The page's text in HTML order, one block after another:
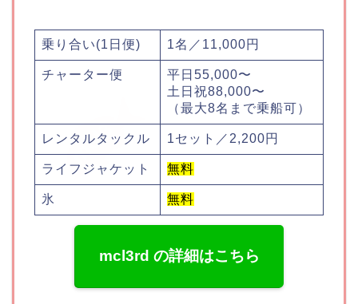
乗り合い(1日便) 1名／11,000円
チャーター便
平日55,000〜
土日祝88,000〜
（最大8名まで乗船可）
レンタルタックル 1セット／2,200円
ライフジャケット 無料
氷 無料
mcl3rd の詳細はこちら